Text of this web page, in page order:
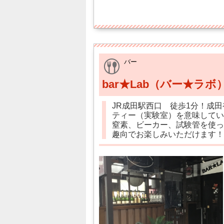
バー
bar★Lab（バー★ラボ
JR成田駅西口 徒歩1分！成田
ティー（実験室）を意味して
窒素、ビーカー、試験管を使
趣向でお楽しみいただけます！